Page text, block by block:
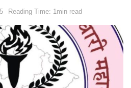
Reading Time: 1min read